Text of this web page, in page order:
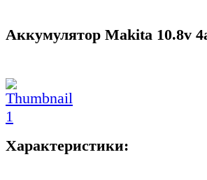
Аккумулятор Makita 10.8v
Характеристики: